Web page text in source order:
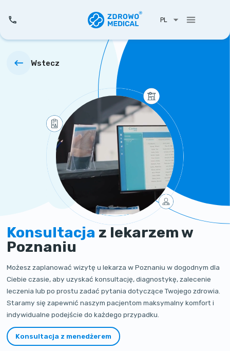
PL
Wstecz
Konsultacja z lekarzem w
Poznaniu
Możesz zaplanować wizytę u lekarza w Poznaniu w dogodnym dla
Ciebie czasie, aby uzyskać konsultację, diagnostykę, zalecenie
leczenia lub po prostu zadać pytania dotyczące Twojego zdrowia.
Staramy się zapewnić naszym pacjentom maksymalny komfort i
indywidualne podejście do każdego przypadku.
Konsultacja z menedżerem